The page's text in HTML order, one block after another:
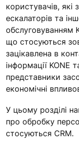
користувачів, які
ескалаторів та
обслуговуванням
що стосуються
зацікавлена в
інформації KONE
представники
економічні
У цьому розділі
про обробку
стосуються CRM.